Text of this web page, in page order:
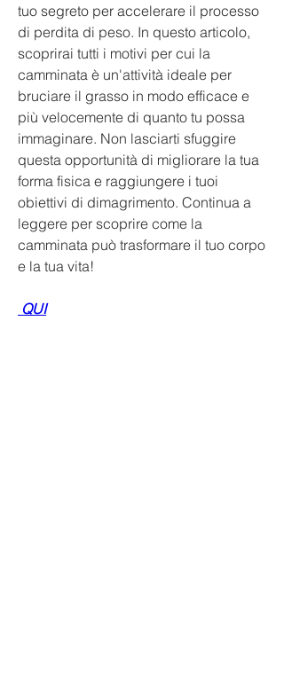
tuo segreto per accelerare il processo
di perdita di peso. In questo articolo,
scoprirai tutti i motivi per cui la
camminata è un'attività ideale per
bruciare il grasso in modo efficace e
più velocemente di quanto tu possa
immaginare. Non lasciarti sfuggire
questa opportunità di migliorare la tua
forma fisica e raggiungere i tuoi
obiettivi di dimagrimento. Continua a
leggere per scoprire come la
camminata può trasformare il tuo corpo
e la tua vita!
QUI